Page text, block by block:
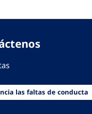
las faltas de conducta